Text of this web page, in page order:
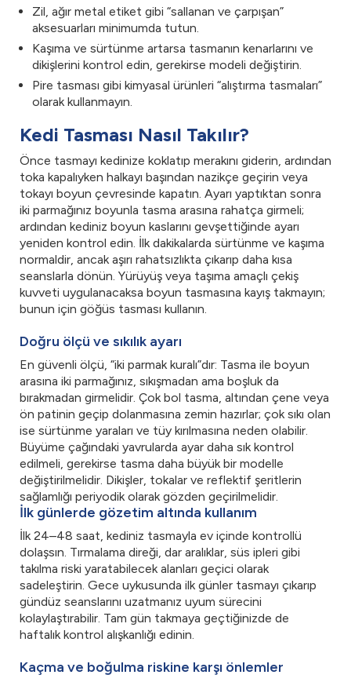
Zil, ağır metal etiket gibi “sallanan ve çarpışan”
aksesuarları minimumda tutun.
Kaşıma ve sürtünme artarsa tasmanın kenarlarını ve
dikişlerini kontrol edin, gerekirse modeli değiştirin.
Pire tasması gibi kimyasal ürünleri “alıştırma tasmaları”
olarak kullanmayın.
Kedi Tasması Nasıl Takılır?
Önce tasmayı kedinize koklatıp merakını giderin, ardından
toka kapalıyken halkayı başından nazikçe geçirin veya
tokayı boyun çevresinde kapatın. Ayarı yaptıktan sonra
iki parmağınız boyunla tasma arasına rahatça girmeli;
ardından kediniz boyun kaslarını gevşettiğinde ayarı
yeniden kontrol edin. İlk dakikalarda sürtünme ve kaşıma
normaldir, ancak aşırı rahatsızlıkta çıkarıp daha kısa
seanslarla dönün. Yürüyüş veya taşıma amaçlı çekiş
kuvveti uygulanacaksa boyun tasmasına kayış takmayın;
bunun için göğüs tasması kullanın.
Doğru ölçü ve sıkılık ayarı
En güvenli ölçü, “iki parmak kuralı”dır: Tasma ile boyun
arasına iki parmağınız, sıkışmadan ama boşluk da
bırakmadan girmelidir. Çok bol tasma, altından çene veya
ön patinin geçip dolanmasına zemin hazırlar; çok sıkı olan
ise sürtünme yaraları ve tüy kırılmasına neden olabilir.
Büyüme çağındaki yavrularda ayar daha sık kontrol
edilmeli, gerekirse tasma daha büyük bir modelle
değiştirilmelidir. Dikişler, tokalar ve reflektif şeritlerin
sağlamlığı periyodik olarak gözden geçirilmelidir.
İlk günlerde gözetim altında kullanım
İlk 24–48 saat, kediniz tasmayla ev içinde kontrollü
dolaşsın. Tırmalama direği, dar aralıklar, süs ipleri gibi
takılma riski yaratabilecek alanları geçici olarak
sadeleştirin. Gece uykusunda ilk günler tasmayı çıkarıp
gündüz seanslarını uzatmanız uyum sürecini
kolaylaştırabilir. Tam gün takmaya geçtiğinizde de
haftalık kontrol alışkanlığı edinin.
Kaçma ve boğulma riskine karşı önlemler